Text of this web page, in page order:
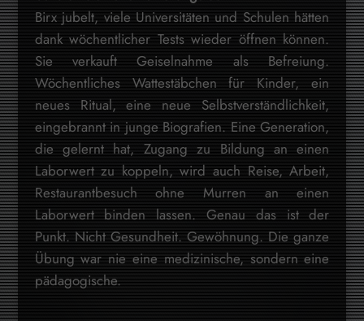
Birx jubelt, viele Universitäten und Schulen hätten
dank wöchentlicher Tests wieder öffnen können.
Sie verkauft Geiselnahme als Befreiung.
Wöchentliches Wattestäbchen für Kinder, ein
neues Ritual, eine neue Selbstverständlichkeit,
eingebrannt in junge Biografien. Eine Generation,
die gelernt hat, Zugang zu Bildung an einen
Laborwert zu koppeln, wird auch Reise, Arbeit,
Restaurantbesuch ohne Murren an einen
Laborwert binden lassen. Genau das ist der
Punkt. Nicht Gesundheit. Gewöhnung. Die ganze
Übung war nie eine medizinische, sondern eine
pädagogische.